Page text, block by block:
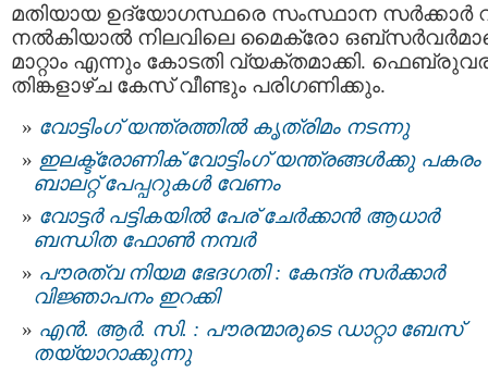
മതിയായ ഉദ്യോഗസ്ഥരെ സംസ്ഥാന സർക്കാർ
നൽകിയാൽ നിലവിലെ മൈക്രോ
മാറ്റാം എന്നും കോടതി വ്യക്തമാക്കി.
തിങ്കളാഴ്ച കേസ് വീണ്ടും പരിഗണിക്കും.
വോട്ടിംഗ് യന്ത്രത്തിൽ കൃത്രിമം നടന്നു
ഇലക്ട്രോണിക് വോട്ടിംഗ് യന്ത്രങ്ങള്‍ക്കു പകരം
ബാലറ്റ് പേപ്പറുകള്‍ വേണം
വോട്ടർ പട്ടികയിൽ പേര് ചേർക്കാൻ ആധാർ
ബന്ധിത ഫോൺ നമ്പർ
പൗരത്വ നിയമ ഭേദഗതി : കേന്ദ്ര സർക്കാർ
വിജ്ഞാപനം ഇറക്കി
എൻ. ആർ. സി. : പൗരന്മാരുടെ ഡാറ്റാ ബേസ്
തയ്യാറാക്കുന്നു